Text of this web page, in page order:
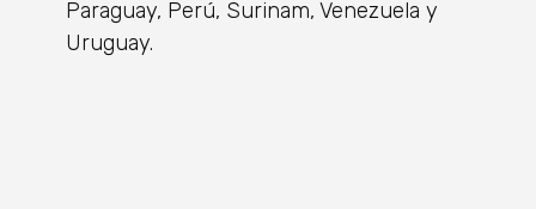
Paraguay, Perú, Surinam, Venezuela y
Uruguay.